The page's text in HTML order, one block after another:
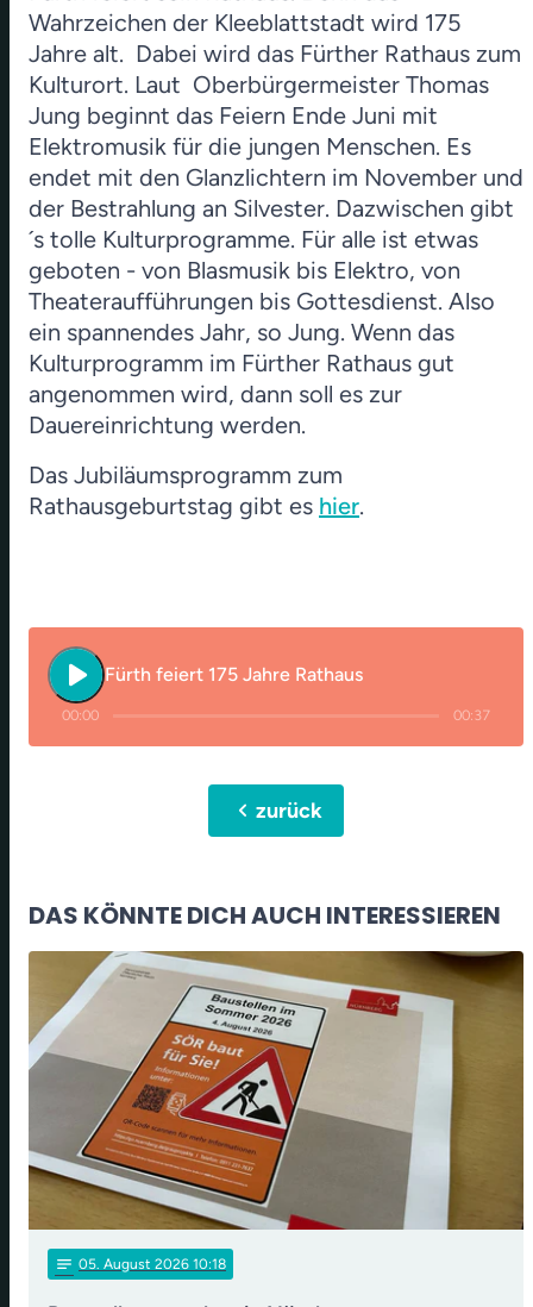
Wahrzeichen der Kleeblattstadt wird 175
Jahre alt. Dabei wird das Fürther Rathaus zum
Kulturort. Laut Oberbürgermeister Thomas
Jung beginnt das Feiern Ende Juni mit
Elektromusik für die jungen Menschen. Es
endet mit den Glanzlichtern im November und
der Bestrahlung an Silvester. Dazwischen gibt
´s tolle Kulturprogramme. Für alle ist etwas
geboten - von Blasmusik bis Elektro, von
Theateraufführungen bis Gottesdienst. Also
ein spannendes Jahr, so Jung. Wenn das
Kulturprogramm im Fürther Rathaus gut
angenommen wird, dann soll es zur
Dauereinrichtung werden.
Das Jubiläumsprogramm zum
Rathausgeburtstag gibt es hier.
play_arrow Fürth feiert 175 Jahre Rathaus
00:00 00:37
chevron_leftzurück
DAS KÖNNTE DICH AUCH INTERESSIEREN
notes 05. August 2026 10:18